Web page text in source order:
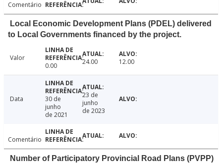
Comentário
Local Economic Development Plans (PDEL) delivered
to Local Governments financed by the project.
Valor
0.00
24.00 12.00
Data
30 de
junho
de 2021
23 de
junho
de 2023
Comentário
Number of Participatory Provincial Road Plans (PVPP)